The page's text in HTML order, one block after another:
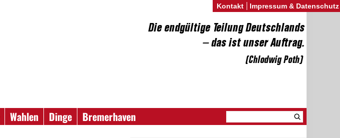
Wahlen Dinge
Bremerhaven
Kontakt Impressum & Datenschutz